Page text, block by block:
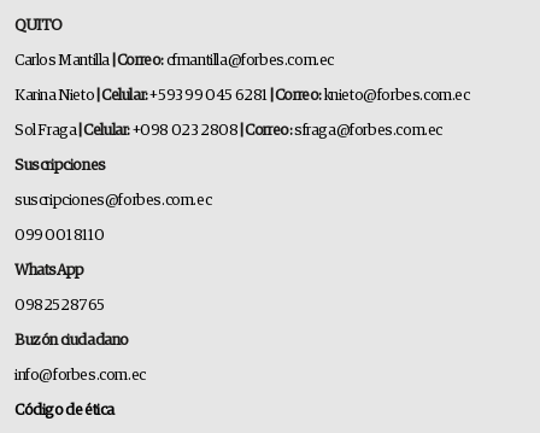
QUITO
Carlos Mantilla | Correo:cfmantilla@forbes.com.ec
Karina Nieto | Celular:+593 99 045 6281 | Correo:knieto@forbes.com.ec
Sol Fraga| Celular:+098 023 2808 | Correo:sfraga@forbes.com.ec
Suscripciones
suscripciones@forbes.com.ec
099 001 8110
WhatsApp
0982528765
Buzón ciudadano
info@forbes.com.ec
Código de ética